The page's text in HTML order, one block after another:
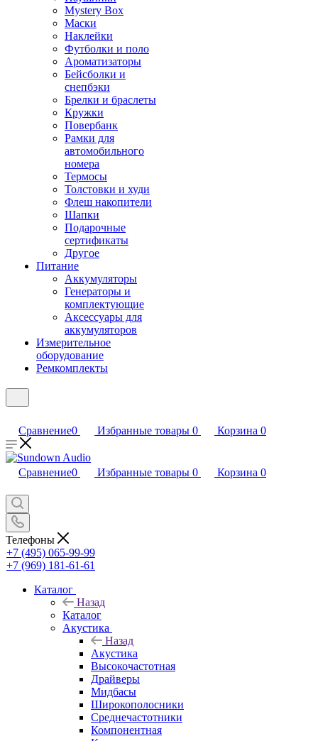
Mystery Box
Маски
Наклейки
Футболки и поло
Ароматизаторы
Бейсболки и
снепбэки
Брелки и браслеты
Кружки
Повербанк
Рамки для
автомобильного
номера
Термосы
Толстовки и худи
Флеш накопители
Шапки
Подарочные
сертификаты
Другое
Питание
Аккумуляторы
Генераторы и
комплектующие
Аксессуары для
аккумуляторов
Измерительное
оборудование
Ремкомплекты
Сравнение0 Избранные товары 0 Корзина 0
Сравнение0 Избранные товары 0 Корзина 0
Телефоны
+7 (495) 065-99-99
+7 (969) 181-61-61
Каталог
Назад
Каталог
Акустика
Назад
Акустика
Высокочастотная
Драйверы
Мидбасы
Широкополосники
Среднечастотники
Компонентная